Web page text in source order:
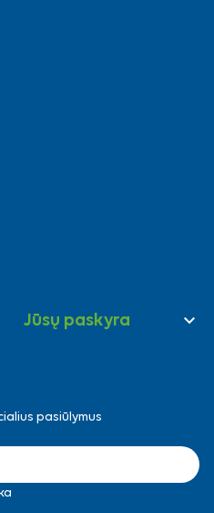
Jūsų paskyra 
pasiūlymus